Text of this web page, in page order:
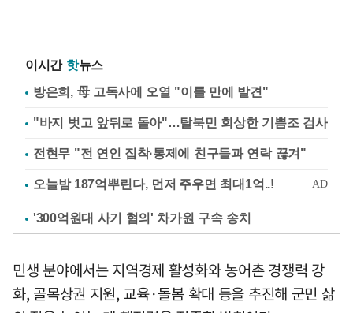
이시간 핫뉴스
방은희, 母 고독사에 오열 "이틀 만에 발견"
"바지 벗고 앞뒤로 돌아"…탈북민 회상한 기쁨조 검사
전현무 "전 연인 집착·통제에 친구들과 연락 끊겨"
'300억원대 사기 혐의' 차가원 구속 송치
민생 분야에서는 지역경제 활성화와 농어촌 경쟁력 강
화, 골목상권 지원, 교육·돌봄 확대 등을 추진해 군민 삶